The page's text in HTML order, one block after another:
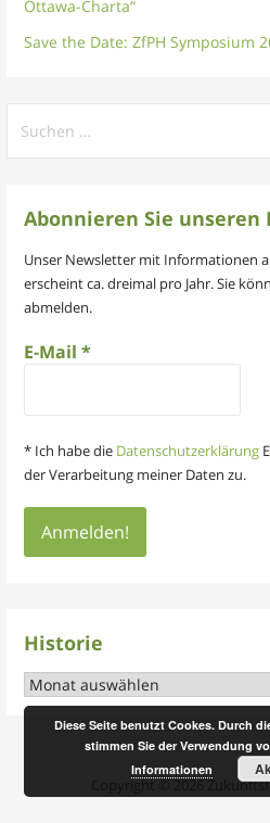
Ottawa-Charta“
Save the Date: ZfPH Symposium
nach:
Abonnieren Sie
Unser Newsletter mit Informationen
erscheint ca. dreimal pro Jahr. Sie
abmelden.
E-Mail*
* Ich habe die Datenschutzerklärung
der Verarbeitung meiner Daten zu.
Historie
Historie
Copyright © 2026
Diese Seite benutzt Cookes. Durch
stimmen Sie der Verwendung
Informationen